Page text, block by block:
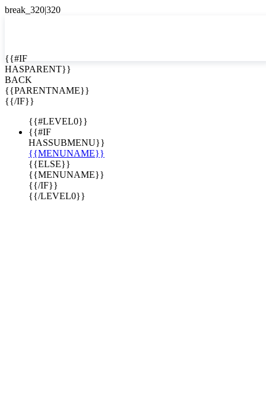

EN
ES
{{#IF
HASPARENT}}
BACK
{{PARENTNAME}}
{{/IF}}
{{#LEVEL0}}
{{#IF
HASSUBMENU}}
{{MENUNAME}}
{{ELSE}}
{{MENUNAME}}
{{/IF}}
{{/LEVEL0}}